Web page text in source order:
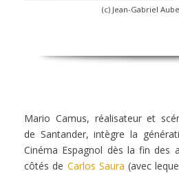
(c) Jean-Gabriel
Mario Camus, réalisateur et
de Santander, intègre la
Cinéma Espagnol dès la fin des
côtés de Carlos Saura (avec